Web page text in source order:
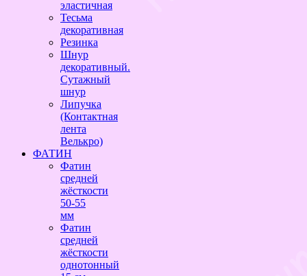
эластичная
Тесьма
декоративная
Резинка
Шнур
декоративный.
Сутажный
шнур
Липучка
(Контактная
лента
Велькро)
ФАТИН
Фатин
средней
жёсткости
50-55
мм
Фатин
средней
жёсткости
однотонный